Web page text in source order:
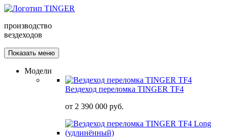
производство
вездеходов
Показать меню
Модели
Вездеход переломка TINGER TF4
от 2 390 000 руб.